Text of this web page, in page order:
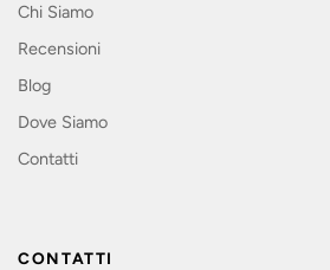
Chi Siamo
Recensioni
Blog
Dove Siamo
Contatti
CONTATTI